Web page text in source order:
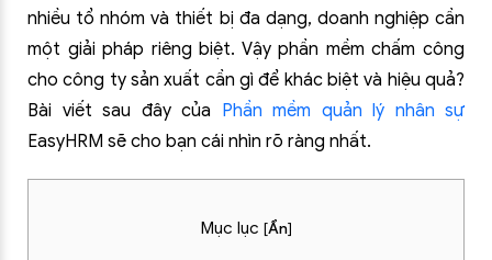
nhiều tổ nhóm và thiết bị đa dạng, doanh nghiệp cần
một giải pháp riêng biệt. Vậy phần mềm chấm công
cho công ty sản xuất cần gì để khác biệt và hiệu quả?
Bài viết sau đây của Phần mềm quản lý nhân sự
EasyHRM sẽ cho bạn cái nhìn rõ ràng nhất.
Mục lục [Ẩn]